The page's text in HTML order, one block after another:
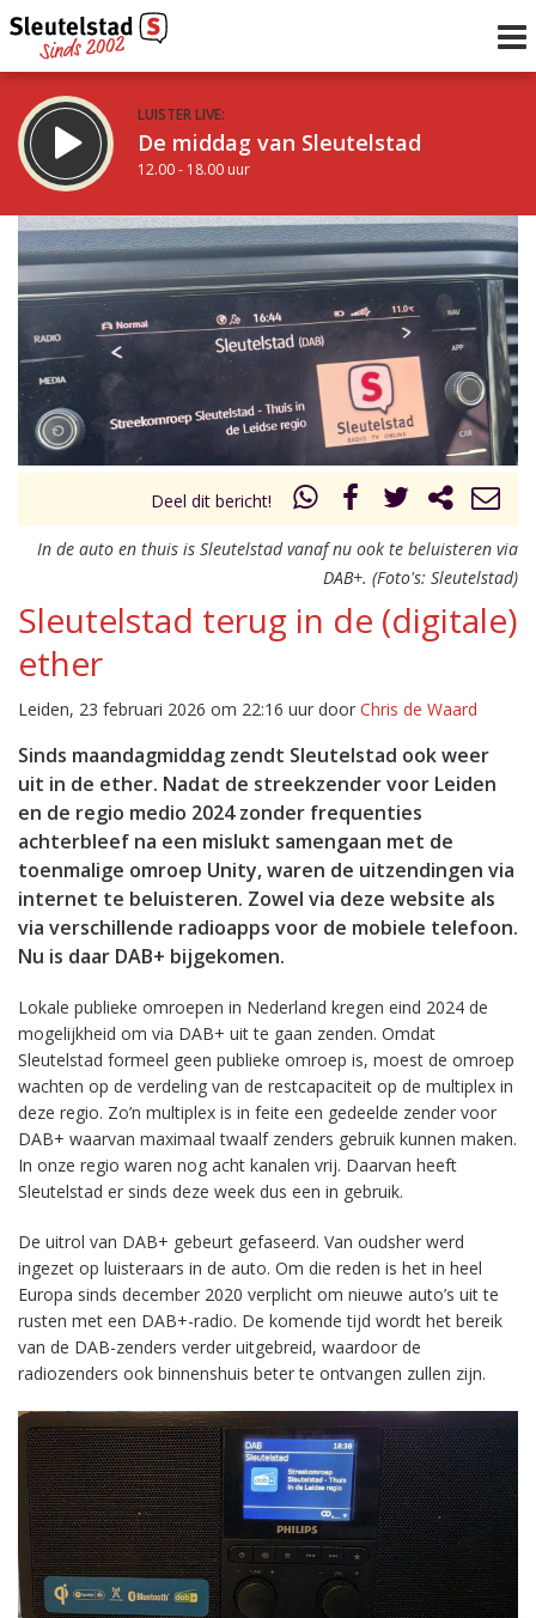
LUISTER LIVE:
De middag van Sleutelstad
12.00 - 18.00 uur
STRAKS:
De vrijdagavond met Keanu
18.00 - 19.00 uur
Vorig uur
uur 1 van 0 Volgend uur
Deel dit bericht!
In de auto en thuis is Sleutelstad vanaf nu ook te beluisteren via
DAB+. (Foto's: Sleutelstad)
Sleutelstad terug in de (digitale)
ether
Leiden, 23 februari 2026 om 22:16 uur door Chris de Waard
Sinds maandagmiddag zendt Sleutelstad ook weer
uit in de ether. Nadat de streekzender voor Leiden
en de regio medio 2024 zonder frequenties
achterbleef na een mislukt samengaan met de
toenmalige omroep Unity, waren de uitzendingen via
internet te beluisteren. Zowel via deze website als
via verschillende radioapps voor de mobiele telefoon.
Nu is daar DAB+ bijgekomen.
Lokale publieke omroepen in Nederland kregen eind 2024 de
mogelijkheid om via DAB+ uit te gaan zenden. Omdat
Sleutelstad formeel geen publieke omroep is, moest de omroep
wachten op de verdeling van de restcapaciteit op de multiplex in
deze regio. Zo’n multiplex is in feite een gedeelde zender voor
DAB+ waarvan maximaal twaalf zenders gebruik kunnen maken.
In onze regio waren nog acht kanalen vrij. Daarvan heeft
Sleutelstad er sinds deze week dus een in gebruik.
De uitrol van DAB+ gebeurt gefaseerd. Van oudsher werd
ingezet op luisteraars in de auto. Om die reden is het in heel
Europa sinds december 2020 verplicht om nieuwe auto’s uit te
rusten met een DAB+-radio. De komende tijd wordt het bereik
van de DAB-zenders verder uitgebreid, waardoor de
radiozenders ook binnenshuis beter te ontvangen zullen zijn.